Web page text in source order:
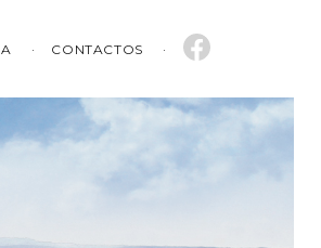
CONTACTOS